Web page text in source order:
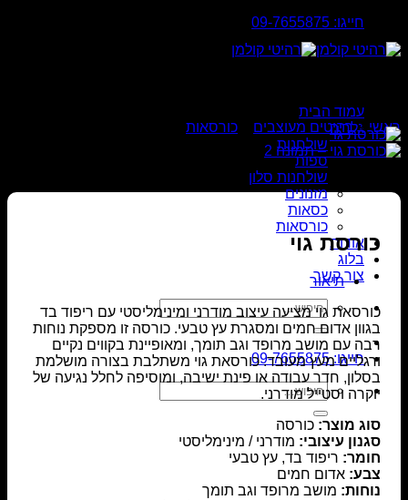
content
חייגו: 09-7655875
עמוד הבית
גלריה
שולחנות
ספות
שולחנות סלון
מזנונים
כסאות
כורסאות
אודות
בלוג
צור קשר
חיפוש
עבור:
חייגו: 09-7655875
חיפוש
עבור:
ראשי » רהיטים מעוצבים כורסאות
כורסת גוי
תיאור
כורסאת גוי מציעה עיצוב מודרני ומינימליסטי עם ריפוד בד
בגוון אדום חמים ומסגרת עץ טבעי. כורסה זו מספקת נוחות
רבה עם מושב מרופד וגב תומך, ומאופיינת בקווים נקיים
ורגליים מעץ מעובד. כורסאת גוי משתלבת בצורה מושלמת
בסלון, חדר עבודה או פינת ישיבה, ומוסיפה לחלל נגיעה של
יוקרה וסטייל מודרני.
סוג מוצר: כורסה
סגנון עיצובי: מודרני / מינימליסטי
חומר: ריפוד בד, עץ טבעי
צבע: אדום חמים
נוחות: מושב מרופד וגב תומך